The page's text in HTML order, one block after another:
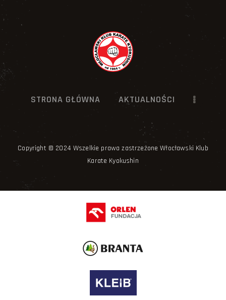
STRONA GŁÓWNA AKTUALNOŚCI
Copyright © 2024 Wszelkie prawa zastrzeżone Włocławski Klub
Karate Kyokushin